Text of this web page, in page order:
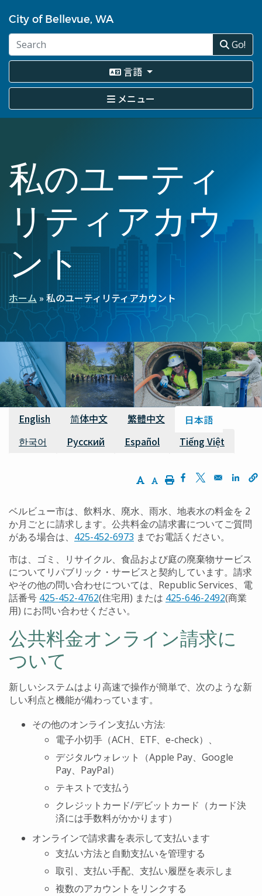
イ
ン
ン
ン
に
移
City of Bellevue, WA
Go!
言語
メニュー
私のユーティ
リティアカウ
ント
パ
ン
く
ず
ホーム 私のユーティリティアカウント
利用可能な翻訳
English 简体中文 繁體中文
日本語
한국어
Русский Español Tiếng Việt
Increase Text Size
Decrease Text Size
PrintOpens in a new
Opens in a
ベルビュー市は、飲料水、廃水、雨水、地表水の料金を 2
か月ごとに請求します。公共料金の請求書についてご質問
がある場合は、 425-452-6973 までお電話ください。
市は、ゴミ、リサイクル、食品および庭の廃棄物サービス
についてリパブリック・サービスと契約しています。請求
やその他の問い合わせについては、Republic Services、電
話番号 425-452-4762(住宅用) または 425-646-2492(商業
用) にお問い合わせください。
公共料金オンライン請求に
ついて
新しいシステムはより高速で操作が簡単で、次のような新
しい利点と機能が備わっています。
その他のオンライン支払い方法:
電子小切手（ACH、ETF、e-check）、
デジタルウォレット（Apple Pay、Google
Pay、PayPal）
テキストで支払う
クレジットカード/デビットカード（カード決
済には手数料がかかります）
オンラインで請求書を表示して支払います
支払い方法と自動支払いを管理する
取引、支払い手配、支払い履歴を表示しま
複数のアカウントをリンクする